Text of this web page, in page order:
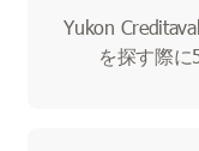
Yukon
を探す際に